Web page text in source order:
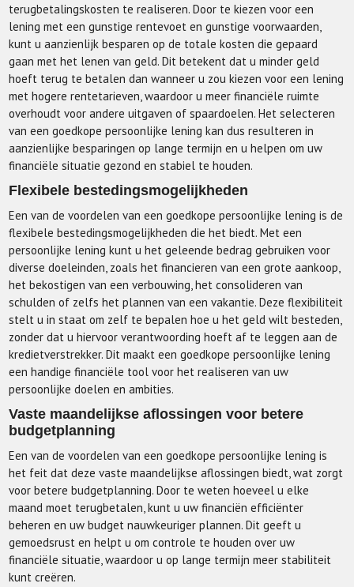
terugbetalingskosten te realiseren. Door te kiezen voor een
lening met een gunstige rentevoet en gunstige voorwaarden,
kunt u aanzienlijk besparen op de totale kosten die gepaard
gaan met het lenen van geld. Dit betekent dat u minder geld
hoeft terug te betalen dan wanneer u zou kiezen voor een lening
met hogere rentetarieven, waardoor u meer financiële ruimte
overhoudt voor andere uitgaven of spaardoelen. Het selecteren
van een goedkope persoonlijke lening kan dus resulteren in
aanzienlijke besparingen op lange termijn en u helpen om uw
financiële situatie gezond en stabiel te houden.
Flexibele bestedingsmogelijkheden
Een van de voordelen van een goedkope persoonlijke lening is de
flexibele bestedingsmogelijkheden die het biedt. Met een
persoonlijke lening kunt u het geleende bedrag gebruiken voor
diverse doeleinden, zoals het financieren van een grote aankoop,
het bekostigen van een verbouwing, het consolideren van
schulden of zelfs het plannen van een vakantie. Deze flexibiliteit
stelt u in staat om zelf te bepalen hoe u het geld wilt besteden,
zonder dat u hiervoor verantwoording hoeft af te leggen aan de
kredietverstrekker. Dit maakt een goedkope persoonlijke lening
een handige financiële tool voor het realiseren van uw
persoonlijke doelen en ambities.
Vaste maandelijkse aflossingen voor betere
budgetplanning
Een van de voordelen van een goedkope persoonlijke lening is
het feit dat deze vaste maandelijkse aflossingen biedt, wat zorgt
voor betere budgetplanning. Door te weten hoeveel u elke
maand moet terugbetalen, kunt u uw financiën efficiënter
beheren en uw budget nauwkeuriger plannen. Dit geeft u
gemoedsrust en helpt u om controle te houden over uw
financiële situatie, waardoor u op lange termijn meer stabiliteit
kunt creëren.